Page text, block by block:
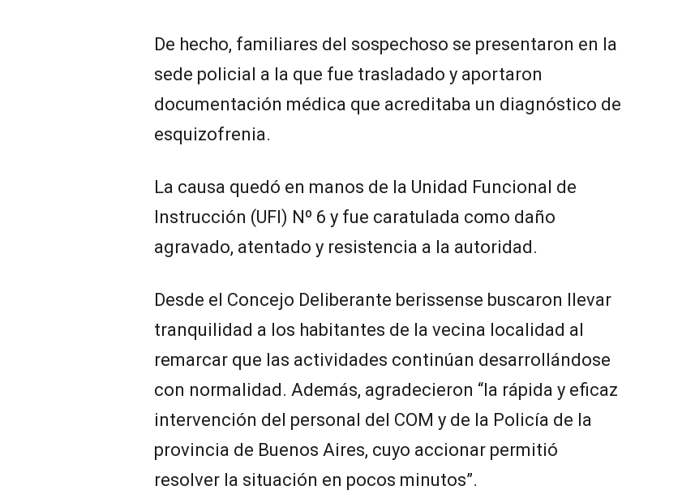
De hecho, familiares del sospechoso se presentaron en la
sede policial a la que fue trasladado y aportaron
documentación médica que acreditaba un diagnóstico de
esquizofrenia.
La causa quedó en manos de la Unidad Funcional de
Instrucción (UFI) Nº 6 y fue caratulada como daño
agravado, atentado y resistencia a la autoridad.
Desde el Concejo Deliberante berissense buscaron llevar
tranquilidad a los habitantes de la vecina localidad al
remarcar que las actividades continúan desarrollándose
con normalidad. Además, agradecieron “la rápida y eficaz
intervención del personal del COM y de la Policía de la
provincia de Buenos Aires, cuyo accionar permitió
resolver la situación en pocos minutos”.